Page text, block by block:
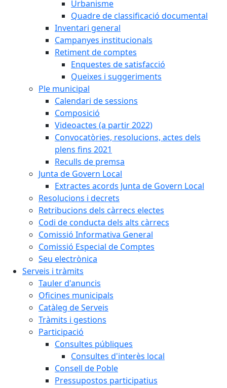
Urbanisme
Quadre de classificació documental
Inventari general
Campanyes institucionals
Retiment de comptes
Enquestes de satisfacció
Queixes i suggeriments
Ple municipal
Calendari de sessions
Composició
Videoactes (a partir 2022)
Convocatòries, resolucions, actes dels
plens fins 2021
Reculls de premsa
Junta de Govern Local
Extractes acords Junta de Govern Local
Resolucions i decrets
Retribucions dels càrrecs electes
Codi de conducta dels alts càrrecs
Comissió Informativa General
Comissió Especial de Comptes
Seu electrònica
Serveis i tràmits
Tauler d'anuncis
Oficines municipals
Catàleg de Serveis
Tràmits i gestions
Participació
Consultes públiques
Consultes d'interès local
Consell de Poble
Pressupostos participatius